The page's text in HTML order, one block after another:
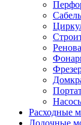
Расходные
Лодочные